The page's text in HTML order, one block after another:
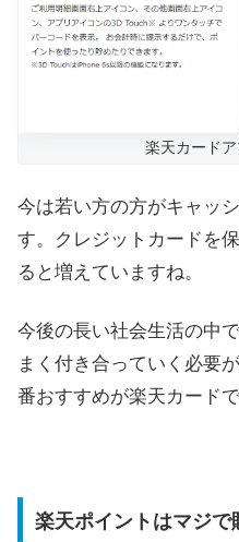
楽天カード
今は若い方の方がキャッ
す。クレジットカードを
ると増えていますね。
今後の長い社会生活の中
まく付き合っていく必要
番おすすめが楽天カードで
楽天ポイントはマジで